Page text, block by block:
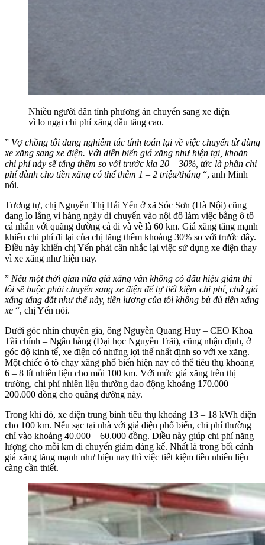
Nhiều người dân tính phương án chuyển sang xe điện
vì lo ngại chi phí xăng dầu tăng cao.
” Vợ chồng tôi đang nghiêm túc tính toán lại về việc chuyển từ dùng
xe xăng sang xe điện. Với diễn biến giá xăng như hiện tại, khoản
chi phí này sẽ tăng thêm so với trước kia 20 – 30%, tức là phần chi
phí dành cho tiền xăng có thể thêm 1 – 2 triệu/tháng “, anh Minh
nói.
Tương tự, chị Nguyễn Thị Hải Yến ở xã Sóc Sơn (Hà Nội) cũng
đang lo lắng vì hàng ngày di chuyển vào nội đô làm việc bằng ô tô
cá nhân với quãng đường cả đi và về là 60 km. Giá xăng tăng mạnh
khiến chi phí đi lại của chị tăng thêm khoảng 30% so với trước đây.
Điều này khiến chị Yến phải cân nhắc lại việc sử dụng xe điện thay
vì xe xăng như hiện nay.
” Nếu một thời gian nữa giá xăng vẫn không có dấu hiệu giảm thì
tôi sẽ buộc phải chuyển sang xe điện để tự tiết kiệm chi phí, chứ giá
xăng tăng đắt như thế này, tiền lương của tôi không bù đủ tiền xăng
xe “, chị Yến nói.
Dưới góc nhìn chuyên gia, ông Nguyễn Quang Huy – CEO Khoa
Tài chính – Ngân hàng (Đại học Nguyễn Trãi), cũng nhận định, ở
góc độ kinh tế, xe điện có những lợi thế nhất định so với xe xăng.
Một chiếc ô tô chạy xăng phổ biến hiện nay có thể tiêu thụ khoảng
6 – 8 lít nhiên liệu cho mỗi 100 km. Với mức giá xăng trên thị
trường, chi phí nhiên liệu thường dao động khoảng 170.000 –
200.000 đồng cho quãng đường này.
Trong khi đó, xe điện trung bình tiêu thụ khoảng 13 – 18 kWh điện
cho 100 km. Nếu sạc tại nhà với giá điện phổ biến, chi phí thường
chỉ vào khoảng 40.000 – 60.000 đồng. Điều này giúp chi phí năng
lượng cho mỗi km di chuyển giảm đáng kể. Nhất là trong bối cảnh
giá xăng tăng mạnh như hiện nay thì việc tiết kiệm tiền nhiên liệu
càng cần thiết.